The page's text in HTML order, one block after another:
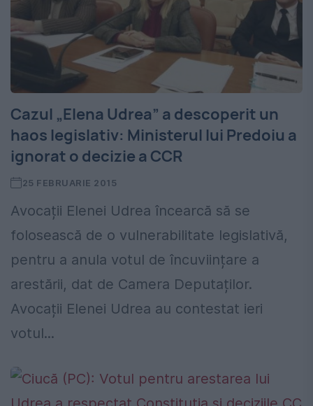
Cazul „Elena Udrea” a descoperit un
haos legislativ: Ministerul lui Predoiu a
ignorat o decizie a CCR
25 FEBRUARIE 2015
Avocații Elenei Udrea încearcă să se
folosească de o vulnerabilitate legislativă,
pentru a anula votul de încuviințare a
arestării, dat de Camera Deputaților.
Avocații Elenei Udrea au contestat ieri
votul...